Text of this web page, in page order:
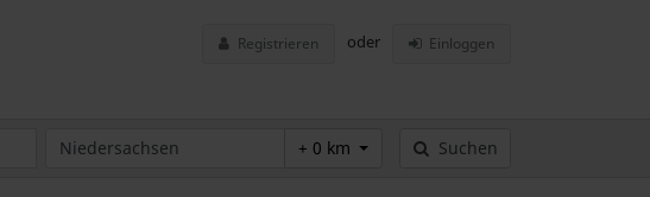
Registrieren oder Einloggen
+ 0 km Suchen